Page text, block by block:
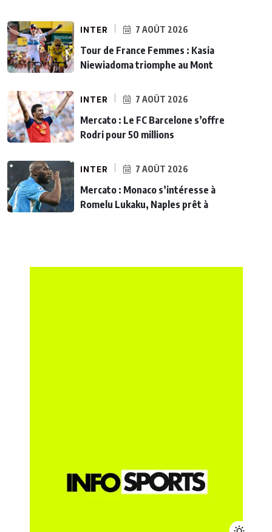
INTER 7 AOÛT 2026
Tour de France Femmes : Kasia
Niewiadoma triomphe au Mont
INTER 7 AOÛT 2026
Mercato : Le FC Barcelone s’offre
Rodri pour 50 millions
INTER 7 AOÛT 2026
Mercato : Monaco s’intéresse à
Romelu Lukaku, Naples prêt à